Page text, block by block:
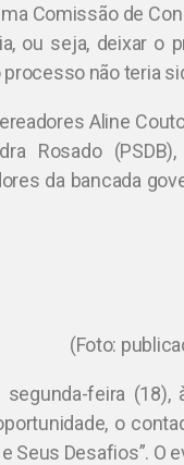
Comissão de
ou seja, deixar o
não teria
Aline
Rosado
da bancada
(Foto:
feira
o
Seus Desafios”. O